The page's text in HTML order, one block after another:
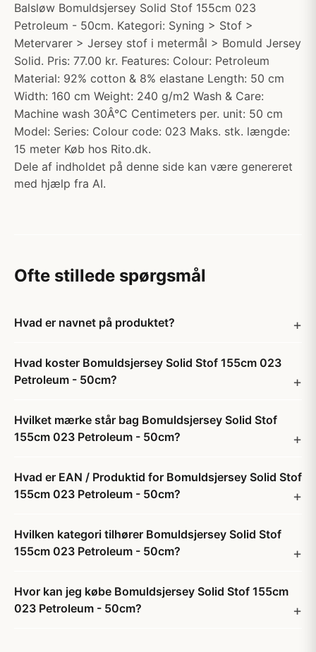
Balsløw Bomuldsjersey Solid Stof 155cm 023
Petroleum - 50cm. Kategori: Syning > Stof >
Metervarer > Jersey stof i metermål > Bomuld Jersey
Solid. Pris: 77.00 kr. Features: Colour: Petroleum
Material: 92% cotton & 8% elastane Length: 50 cm
Width: 160 cm Weight: 240 g/m2 Wash & Care:
Machine wash 30Â°C Centimeters per. unit: 50 cm
Model: Series: Colour code: 023 Maks. stk. længde:
15 meter Køb hos Rito.dk.
Dele af indholdet på denne side kan være genereret
med hjælp fra AI.
Ofte stillede spørgsmål
Hvad er navnet på produktet?
Hvad koster Bomuldsjersey Solid Stof 155cm 023
Petroleum - 50cm?
Hvilket mærke står bag Bomuldsjersey Solid Stof
155cm 023 Petroleum - 50cm?
Hvad er EAN / Produktid for Bomuldsjersey Solid Stof
155cm 023 Petroleum - 50cm?
Hvilken kategori tilhører Bomuldsjersey Solid Stof
155cm 023 Petroleum - 50cm?
Hvor kan jeg købe Bomuldsjersey Solid Stof 155cm
023 Petroleum - 50cm?